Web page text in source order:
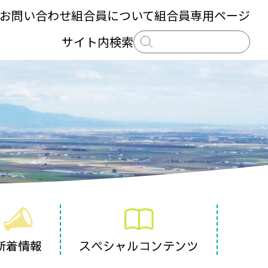
お問い合わせ組合員について組合員専用ページ
サイト内検索
着情報 スペシャルコンテンツ